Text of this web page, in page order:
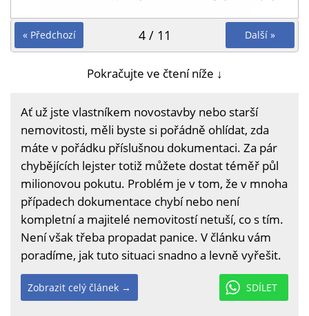
« Předchozí Další »
4 / 11
Pokračujte ve čtení níže ↓
Ať už jste vlastníkem novostavby nebo starší
nemovitosti, měli byste si pořádně ohlídat, zda
máte v pořádku příslušnou dokumentaci. Za pár
chybějících lejster totiž můžete dostat téměř půl
milionovou pokutu. Problém je v tom, že v mnoha
případech dokumentace chybí nebo není
kompletní a majitelé nemovitostí netuší, co s tím.
Není však třeba propadat panice. V článku vám
poradíme, jak tuto situaci snadno a levně vyřešit.
SDÍLET
Zobrazit celý článek →